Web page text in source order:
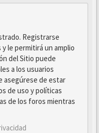
Registrarse
le permitirá un amplio
del Sitio puede
a los usuarios
asegúrese de estar
de uso y políticas
de los foros mientras